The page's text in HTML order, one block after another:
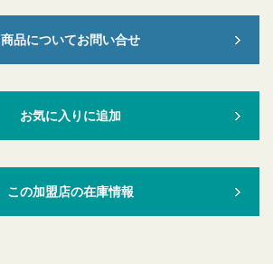
商品についてお問い合せ
お気に入りに追加
この加盟店の在庫情報